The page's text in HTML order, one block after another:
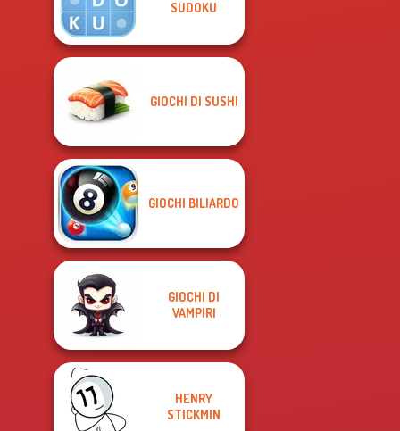
SUDOKU
GIOCHI DI SUSHI
GIOCHI BILIARDO
GIOCHI DI
VAMPIRI
HENRY
STICKMIN